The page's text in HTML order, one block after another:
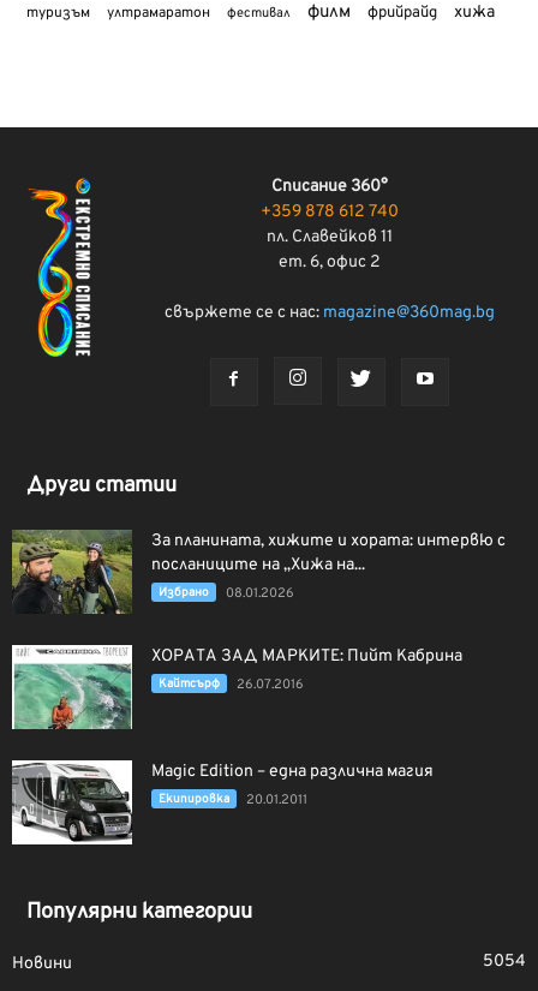
туризъм ултрамаратон фестивал филм фрийрайд хижа
Списание 360°
+359 878 612 740
пл. Славейков 11
ет. 6, офис 2
свържете се с нас: magazine@360mag.bg
Други статии
За планината, хижите и хората: интервю с
посланиците на „Хижа на...
Избрано 08.01.2026
ХОРАТА ЗАД МАРКИТЕ: Пийт Кабрина
Кайтсърф 26.07.2016
Magic Edition – една различна магия
Екипировка 20.01.2011
Популярни категории
Новини
5054